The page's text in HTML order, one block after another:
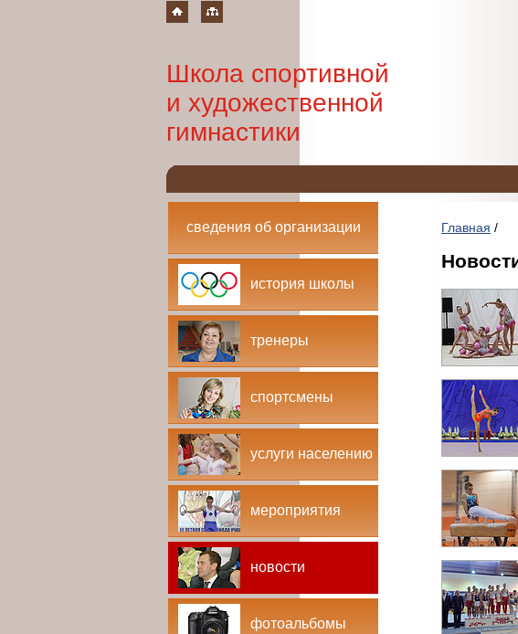
Школа спортивной
и художественной
гимнастики
сведения об организации
история школы
тренеры
спортсмены
услуги населению
мероприятия
новости
фотоальбомы
Главная /